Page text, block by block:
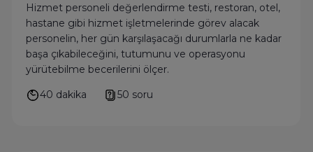
Hizmet personeli değerlendirme testi, restoran, otel,
hastane gibi hizmet işletmelerinde görev alacak
personelin, her gün karşılaşacağı durumlarla ne kadar
başa çıkabileceğini, tutumunu ve operasyonu
yürütebilme becerilerini ölçer.
40 dakika
50 soru